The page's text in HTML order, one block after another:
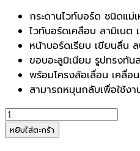
กระดานไวท์บอร์ด ชนิดแม่
ไวท์บอร์ดเคลือบ ลามิเนต
หน้าบอร์ดเรียบ เขียนลื่น
ขอบอะลูมิเนียม รูปทรงทัน
พร้อมโครงล้อเลื่อน เคลื่อ
สามารถหมุนกลับเพื่อใช้ง
จำนวน
กระดาน
ไวท์
หยิบใส่ตะกร้า